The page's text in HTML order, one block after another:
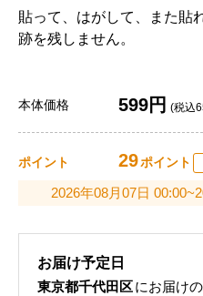
貼って、はがして、また貼
跡を残しません。
本体価格 599円 (税込
ポイント 29ポイント
2026年08月07日
お届け予定日
東京都千代田区にお届け